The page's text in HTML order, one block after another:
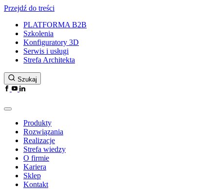
Przejdź do treści
PLATFORMA B2B
Szkolenia
Konfiguratory 3D
Serwis i usługi
Strefa Architekta
Szukaj
Produkty
Rozwiązania
Realizacje
Strefa wiedzy
O firmie
Kariera
Sklep
Kontakt